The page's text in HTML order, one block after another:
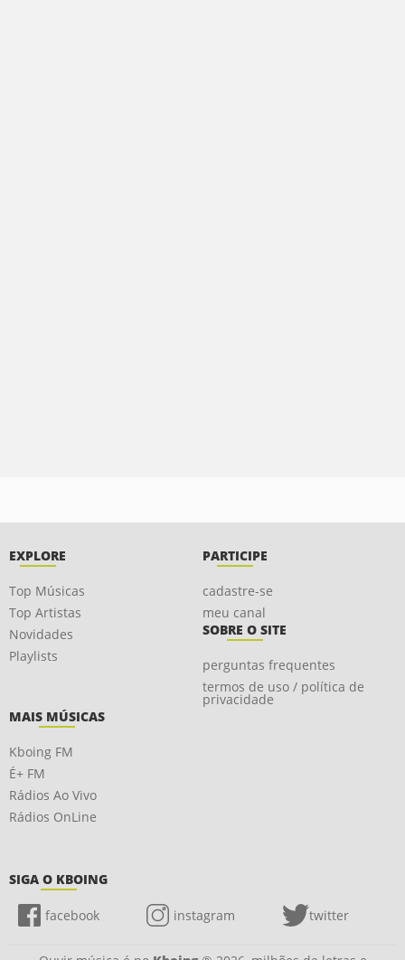
EXPLORE
Top Músicas
Top Artistas
Novidades
Playlists
PARTICIPE
cadastre-se
meu canal
SOBRE O SITE
perguntas frequentes
termos de uso / política de
privacidade
MAIS MÚSICAS
Kboing FM
É+ FM
Rádios Ao Vivo
Rádios OnLine
SIGA O KBOING
facebook instagram twitter